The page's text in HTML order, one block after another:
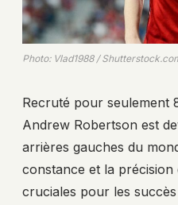
Photo: Vlad1988 /
Recruté pour seulement
Andrew Robertson est
arrières gauches du
constance et la précision
cruciales pour les